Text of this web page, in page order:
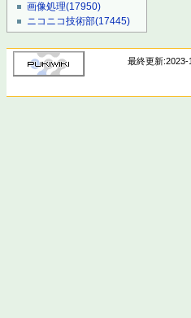
画像処理(17950)
ニコニコ技術部(17445)
最終更新:2023-